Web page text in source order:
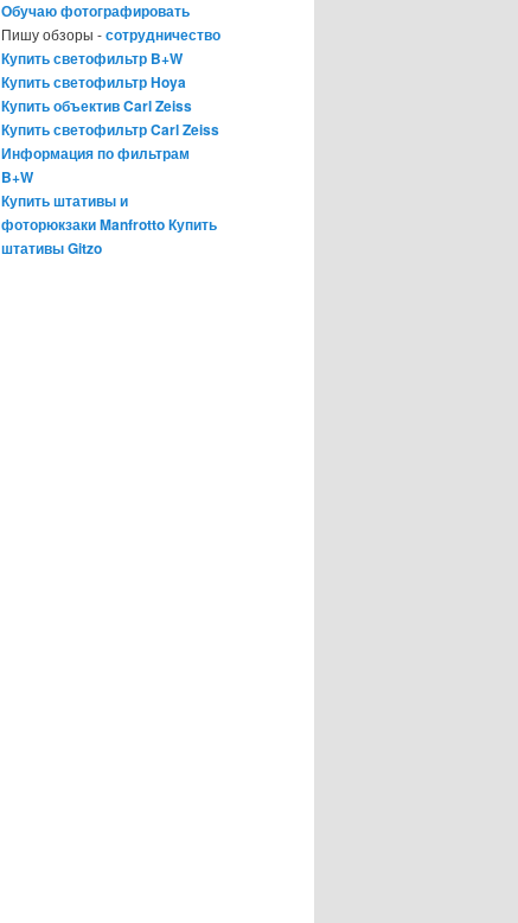
Обучаю фотографировать
Пишу обзоры -сотрудничество
Купить светофильтр B+W
Купить светофильтр Hoya
Купить объектив Carl Zeiss
Купить светофильтр Carl Zeiss
Информация по фильтрам
B+W
Купить штативы и
фоторюкзаки ManfrottoКупить
штативы Gitzo